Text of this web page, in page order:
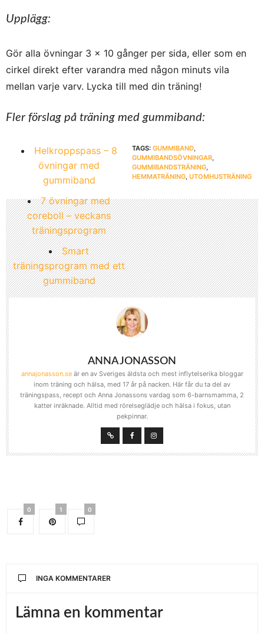
Upplägg:
Gör alla övningar 3 x 10 gånger per sida, eller som en
cirkel direkt efter varandra med någon minuts vila
mellan varje varv. Lycka till med din träning!
Fler förslag på träning med gummiband:
Helkroppspass – 8
övningar med
gummiband
7 övningar med
coreboll – veckans
träningsprogram
Smart
träningsprogram med ett
gummiband
TAGS: GUMMIBAND,
GUMMIBANDSÖVNINGAR,
GUMMIBANDSTRÄNING,
HEMMATRÄNING, UTOMHUSTRÄNING
ANNA JONASSON
annajonasson.seär en av Sveriges äldsta och mest inflytelserika bloggar
inom träning och hälsa, med 17 år på nacken. Här får du ta del av
träningspass, recept och Anna Jonassons vardag som 6-barnsmamma, 2
katter inräknade. Alltid med rörelseglädje och hälsa i fokus, utan
pekpinnar.
0 1 0
INGA KOMMENTARER
Lämna en kommentar